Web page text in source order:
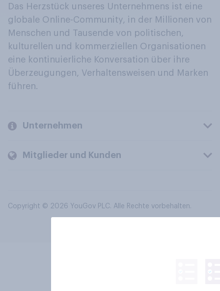
Das Herzstück unseres Unternehmens ist eine
globale Online-Community, in der Millionen von
Menschen und Tausende von politischen,
kulturellen und kommerziellen Organisationen
eine kontinuierliche Konversation über ihre
Überzeugungen, Verhaltensweisen und Marken
führen.
Unternehmen
Mitglieder und Kunden
Copyright © 2026 YouGov PLC. Alle Rechte vorbehalten.